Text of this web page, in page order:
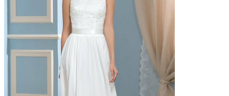
Carro (0)
Vestidos de novia
Vestido de novia liquidación y venta
Vestidos de novia vendimia